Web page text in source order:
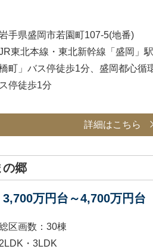
手県盛岡市若園町107-5(地番)
東北本線・東北新幹線「盛岡」
町」バス停徒歩1分、盛岡都心循
ス停徒歩1分
詳細はこちら
郷
万円台～4,700万円台
区画数：30棟
2LDK・3LDK